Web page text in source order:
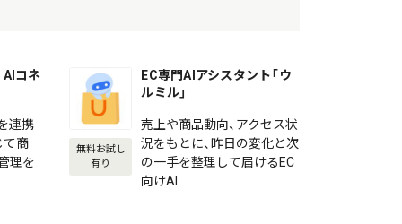
AIコネ
連携
て商
理を
無料お試し
有り
EC専門AIアシスタント「ウ
ルミル」
売上や商品動向、アクセス状
況をもとに、昨日の変化と次
の一手を整理して届けるEC
向けAI